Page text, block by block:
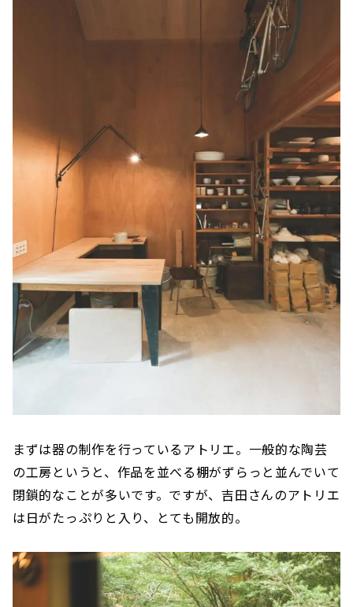
まずは器の制作を行っているアトリエ。一般的な陶芸
の工房というと、作品を並べる棚がずらっと並んでいて
閉鎖的なことが多いです。ですが、吉田さんのアトリエ
は日がたっぷりと入り、とても開放的。